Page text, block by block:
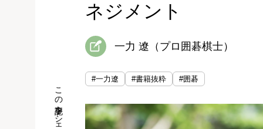
ネジメント
一力 遼（プロ囲碁棋士）
#一力遼 #書籍抜粋 #囲碁
この記事をシェア